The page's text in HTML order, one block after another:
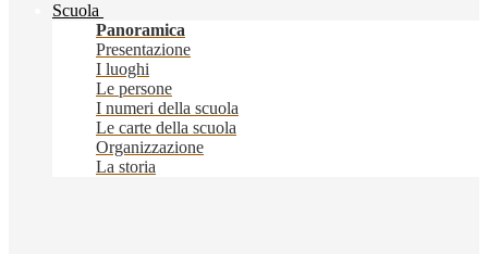
Scuola
Panoramica
Presentazione
I luoghi
Le persone
I numeri della scuola
Le carte della scuola
Organizzazione
La storia